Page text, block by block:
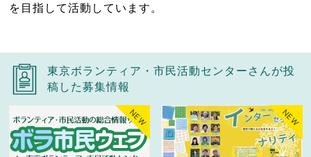
を目指して活動しています。
東京ボランティア・市民活動センターさんが投
稿した募集情報
NEW NEW